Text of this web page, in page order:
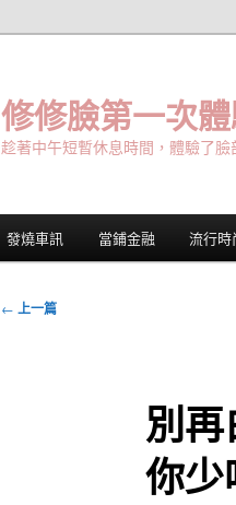
修修臉第一次
趁著中午短暫休息時間，體驗了
發燒車訊 當鋪金融 流行時
文
← 上一篇
別
你